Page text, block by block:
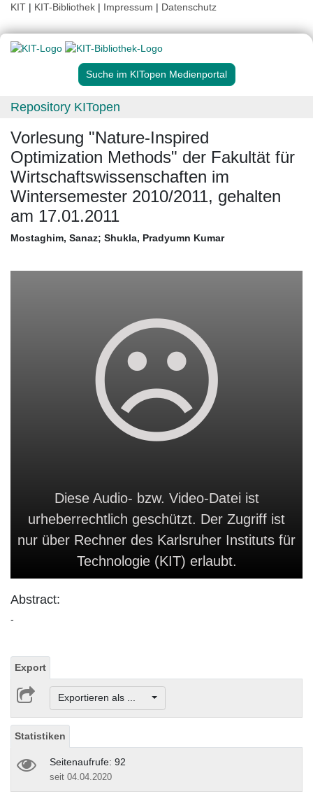
KIT | KIT-Bibliothek | Impressum | Datenschutz
Suche im KITopen Medienportal
Repository KITopen
Vorlesung "Nature-Inspired
Optimization Methods" der Fakultät für
Wirtschaftswissenschaften im
Wintersemester 2010/2011, gehalten
am 17.01.2011
Mostaghim, Sanaz; Shukla, Pradyumn Kumar
Diese Audio- bzw. Video-Datei ist
urheberrechtlich geschützt. Der Zugriff ist
nur über Rechner des Karlsruher Instituts für
Technologie (KIT) erlaubt.
Abstract:
-
Export
Exportieren als ...
Statistiken
Seitenaufrufe: 92
seit 04.04.2020